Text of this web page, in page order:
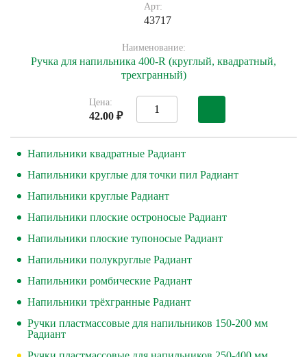
Арт:
43717
Наименование:
Ручка для напильника 400-R (круглый, квадратный,
трехгранный)
Цена:
42.00 ₽
Напильники квадратные Радиант
Напильники круглые для точки пил Радиант
Напильники круглые Радиант
Напильники плоские остроносые Радиант
Напильники плоские тупоносые Радиант
Напильники полукруглые Радиант
Напильники ромбические Радиант
Напильники трёхгранные Радиант
Ручки пластмассовые для напильников 150-200 мм
Радиант